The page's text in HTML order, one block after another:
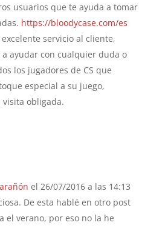
usuarios que te ayuda a tomar
https://bloodycase.com/es
servicio al cliente,
ayudar con cualquier duda o
los jugadores de CS que
especial a su juego,
visita obligada.
el 26/07/2016 a las 14:13
De esta hablé en otro post
el verano, por eso no la he